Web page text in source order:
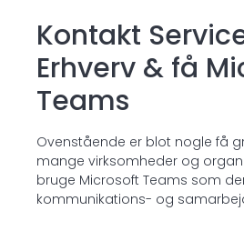
Kontakt
Erhverv & få
Teams
Ovenstående er blot nogle få
mange virksomheder og
bruge Microsoft Teams som
kommunikations- og